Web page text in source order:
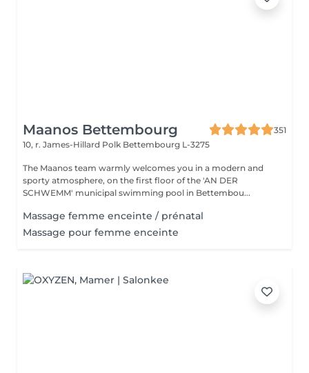
Maanos Bettembourg
351
10, r. James-Hillard Polk Bettembourg L-3275
The Maanos team warmly welcomes you in a modern and
sporty atmosphere, on the first floor of the 'AN DER
SCHWEMM' municipal swimming pool in Bettembou...
Massage femme enceinte / prénatal
Massage pour femme enceinte